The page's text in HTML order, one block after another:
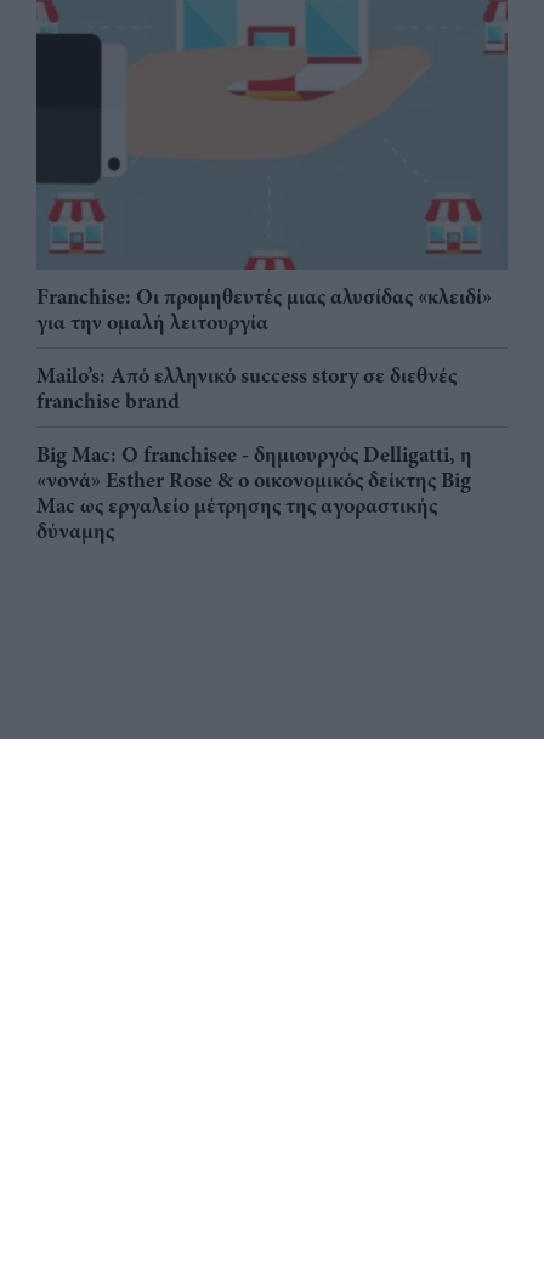
Franchise: Οι προμηθευτές μιας αλυσίδας «κλειδί»
για την ομαλή λειτουργία
Mailo’s: Από ελληνικό success story σε διεθνές
franchise brand
Big Mac: Ο franchisee - δημιουργός Delligatti, η
«νονά» Esther Rose & ο οικονομικός δείκτης Big
Mac ως εργαλείο μέτρησης της αγοραστικής
δύναμης